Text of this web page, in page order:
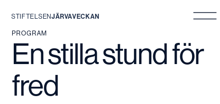
Hoppa
innehåll
STIFTELSENJÄRVAVECKAN
PROGRAM
En stilla stund för
fred